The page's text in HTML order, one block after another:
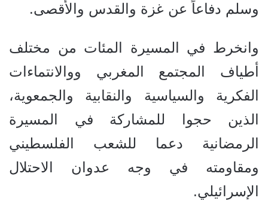
وسلم دفاعاً عن غزة والقدس والأقصى.
وانخرط في المسيرة المئات من مختلف
أطياف المجتمع المغربي ووالانتماءات
الفكرية والسياسية والنقابية والجمعوية،
الذين حجوا للمشاركة في المسيرة
الرمضانية دعما للشعب الفلسطيني
ومقاومته في وجه عدوان الاحتلال
الإسرائيلي.